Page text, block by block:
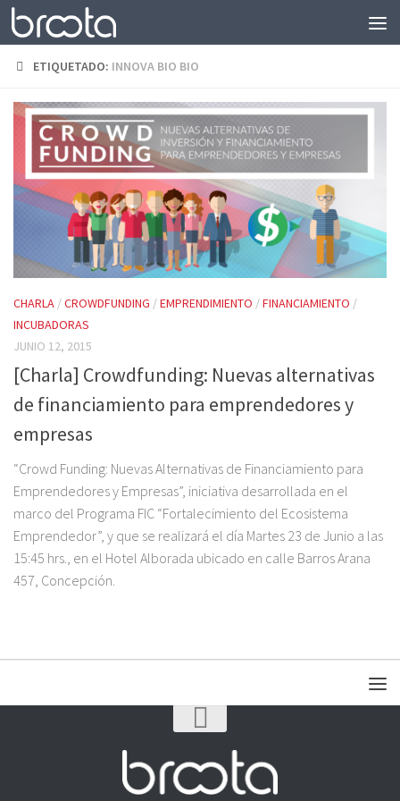
Saltar al contenido
ETIQUETADO: INNOVA BIO BIO
CHARLA /CROWDFUNDING /EMPRENDIMIENTO /FINANCIAMIENTO /
INCUBADORAS
JUNIO 12, 2015
[Charla] Crowdfunding: Nuevas alternativas
de financiamiento para emprendedores y
empresas
“Crowd Funding: Nuevas Alternativas de Financiamiento para
Emprendedores y Empresas”, iniciativa desarrollada en el
marco del Programa FIC “Fortalecimiento del Ecosistema
Emprendedor”, y que se realizará el día Martes 23 de Junio a las
15:45 hrs., en el Hotel Alborada ubicado en calle Barros Arana
457, Concepción.